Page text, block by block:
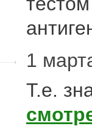
1
Т.е.